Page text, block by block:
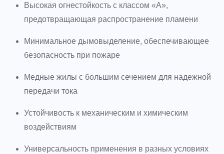
Высокая огнестойкость с классом «А»,
предотвращающая распространение пламени
Минимальное дымовыделение, обеспечивающее
безопасность при пожаре
Медные жилы с большим сечением для надежной
передачи тока
Устойчивость к механическим и химическим
воздействиям
Универсальность применения в разных условиях